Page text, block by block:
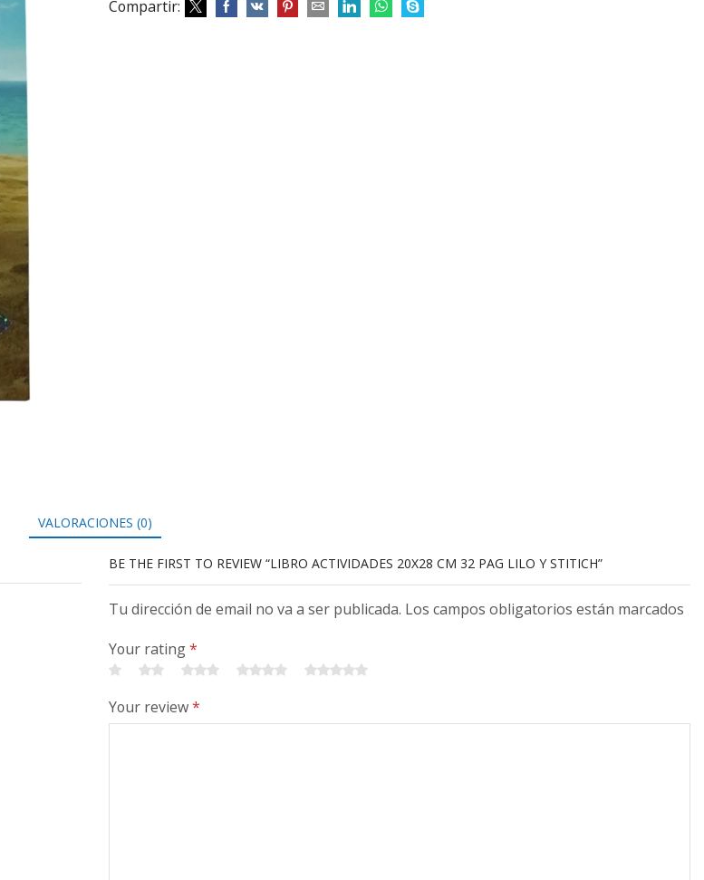
Compartir:
VALORACIONES (0)
BE THE FIRST TO REVIEW “LIBRO ACTIVIDADES 20X28 CM 32 PAG LILO Y STITICH”
Tu dirección de email no va a ser publicada. Los campos obligatorios están marcados
Your rating*
Your review*